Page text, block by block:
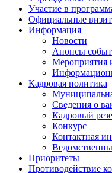
Участие в
Официальные
Информация
Новости
Анонсы
Мероприятия
Кадровая политика
Сведения о
Кадровый
Конкурс
Контактная
Приоритеты
Противодействие